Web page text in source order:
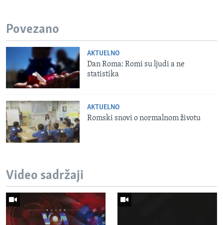
Povezano
AKTUELNO
Dan Roma: Romi su ljudi a ne
statistika
AKTUELNO
Romski snovi o normalnom životu
Video sadržaji